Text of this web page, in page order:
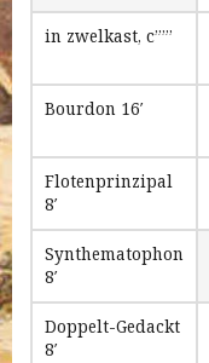
in zwelkast, c””’
Bourdon 16′
Flotenprinzipal
8′
Synthematophon
8′
Doppelt-Gedackt
8′